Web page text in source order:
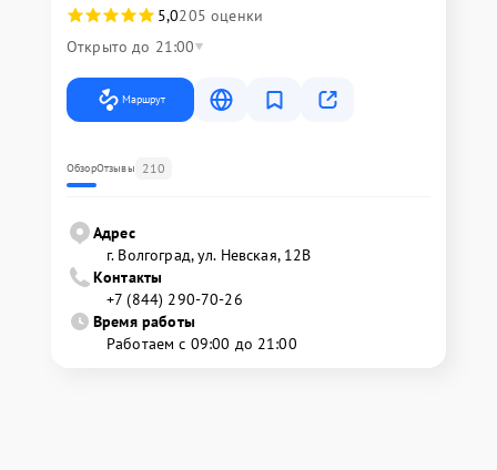
5,0205 оценки
Открыто до 21:00
Маршрут
ОбзорОтзывы 210
Адрес
г. Волгоград, ул. Невская, 12В
Контакты
+7 (844) 290-70-26
Время работы
Работаем с 09:00 до 21:00